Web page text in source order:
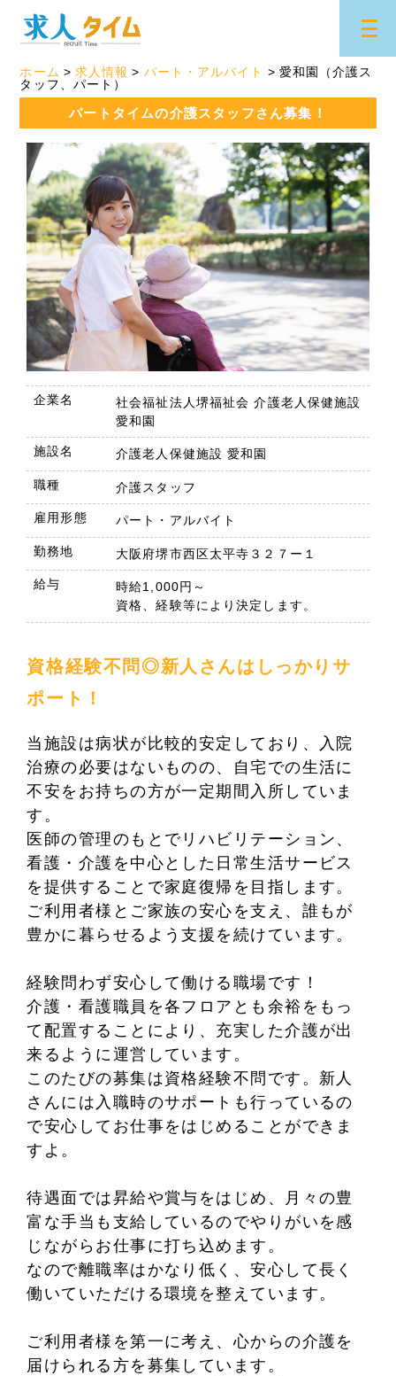
ホーム 求人情報 パート・アルバイト
愛和園（介護ス
タッフ、パート）
パートタイムの介護スタッフさん募集！
企業名
社会福祉法人堺福祉会 介護老人保健施設
愛和園
施設名 介護老人保健施設 愛和園
職種 介護スタッフ
雇用形態 パート・アルバイト
勤務地 大阪府堺市西区太平寺３２７ー１
給与
時給1,000円～
資格、経験等により決定します。
資格経験不問◎新人さんはしっかりサ
ポート！
当施設は病状が比較的安定しており、入院
治療の必要はないものの、自宅での生活に
不安をお持ちの方が一定期間入所していま
す。
医師の管理のもとでリハビリテーション、
看護・介護を中心とした日常生活サービス
を提供することで家庭復帰を目指します。
ご利用者様とご家族の安心を支え、誰もが
豊かに暮らせるよう支援を続けています。
経験問わず安心して働ける職場です！
介護・看護職員を各フロアとも余裕をもっ
て配置することにより、充実した介護が出
来るように運営しています。
このたびの募集は資格経験不問です。新人
さんには入職時のサポートも行っているの
で安心してお仕事をはじめることができま
すよ。
待遇面では昇給や賞与をはじめ、月々の豊
富な手当も支給しているのでやりがいを感
じながらお仕事に打ち込めます。
なので離職率はかなり低く、安心して長く
働いていただける環境を整えています。
ご利用者様を第一に考え、心からの介護を
届けられる方を募集しています。